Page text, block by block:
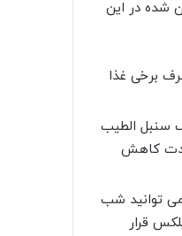
شده در این
برخی غذا
سنبل الطیب
شدت کاهش
توانید شب
قرار